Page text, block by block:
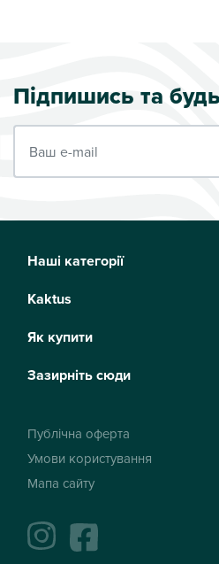
Підпишись та
Наші категорії
Kaktus
Як купити
Зазирніть сюди
Публічна оферта
Умови користування
Мапа сайту
instagramfacebook